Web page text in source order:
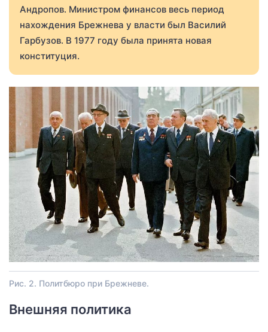
Андропов. Министром финансов весь период
нахождения Брежнева у власти был Василий
Гарбузов. В 1977 году была принята новая
конституция.
Рис. 2. Политбюро при Брежневе.
Внешняя политика